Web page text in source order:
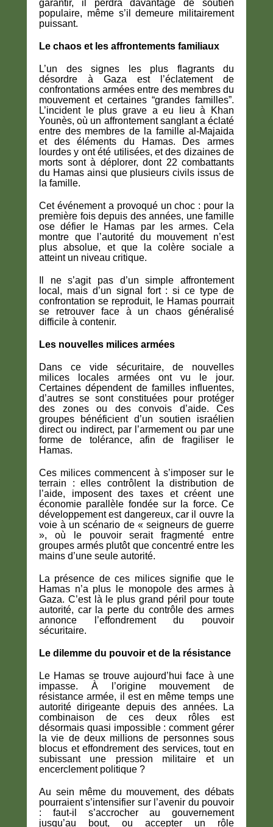
garantir, il perdra davantage de soutien
populaire, même s’il demeure militairement
puissant.
Le chaos et les affrontements familiaux
L’un des signes les plus flagrants du
désordre à Gaza est l’éclatement de
confrontations armées entre des membres du
mouvement et certaines “grandes familles”.
L’incident le plus grave a eu lieu à Khan
Younès, où un affrontement sanglant a éclaté
entre des membres de la famille al-Majaida
et des éléments du Hamas. Des armes
lourdes y ont été utilisées, et des dizaines de
morts sont à déplorer, dont 22 combattants
du Hamas ainsi que plusieurs civils issus de
la famille.
Cet événement a provoqué un choc : pour la
première fois depuis des années, une famille
ose défier le Hamas par les armes. Cela
montre que l’autorité du mouvement n’est
plus absolue, et que la colère sociale a
atteint un niveau critique.
Il ne s’agit pas d’un simple affrontement
local, mais d’un signal fort : si ce type de
confrontation se reproduit, le Hamas pourrait
se retrouver face à un chaos généralisé
difficile à contenir.
Les nouvelles milices armées
Dans ce vide sécuritaire, de nouvelles
milices locales armées ont vu le jour.
Certaines dépendent de familles influentes,
d’autres se sont constituées pour protéger
des zones ou des convois d’aide. Ces
groupes bénéficient d’un soutien israélien
direct ou indirect, par l’armement ou par une
forme de tolérance, afin de fragiliser le
Hamas.
Ces milices commencent à s’imposer sur le
terrain : elles contrôlent la distribution de
l’aide, imposent des taxes et créent une
économie parallèle fondée sur la force. Ce
développement est dangereux, car il ouvre la
voie à un scénario de « seigneurs de guerre
», où le pouvoir serait fragmenté entre
groupes armés plutôt que concentré entre les
mains d’une seule autorité.
La présence de ces milices signifie que le
Hamas n’a plus le monopole des armes à
Gaza. C’est là le plus grand péril pour toute
autorité, car la perte du contrôle des armes
annonce l’effondrement du pouvoir
sécuritaire.
Le dilemme du pouvoir et de la résistance
Le Hamas se trouve aujourd’hui face à une
impasse. À l’origine mouvement de
résistance armée, il est en même temps une
autorité dirigeante depuis des années. La
combinaison de ces deux rôles est
désormais quasi impossible : comment gérer
la vie de deux millions de personnes sous
blocus et effondrement des services, tout en
subissant une pression militaire et un
encerclement politique ?
Au sein même du mouvement, des débats
pourraient s’intensifier sur l’avenir du pouvoir
: faut-il s’accrocher au gouvernement
jusqu’au bout, ou accepter un rôle